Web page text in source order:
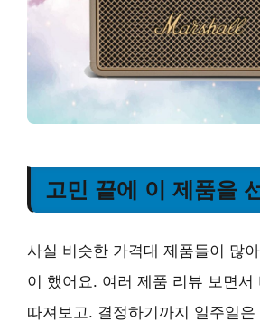
고민 끝에 이 제품을
사실 비슷한 가격대 제품들이 많
이 했어요. 여러 제품 리뷰 보면서
따져보고. 결정하기까지 일주일